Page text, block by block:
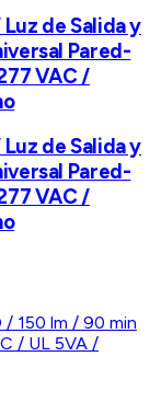
de Salida y
Pared-
VAC /
de Salida y
Pared-
VAC /